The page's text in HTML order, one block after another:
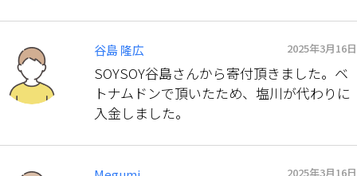
谷島 隆広 2025年3月16日
SOYSOY谷島さんから寄付頂きました。ベ
トナムドンで頂いたため、塩川が代わりに
入金しました。
2025年3月16日